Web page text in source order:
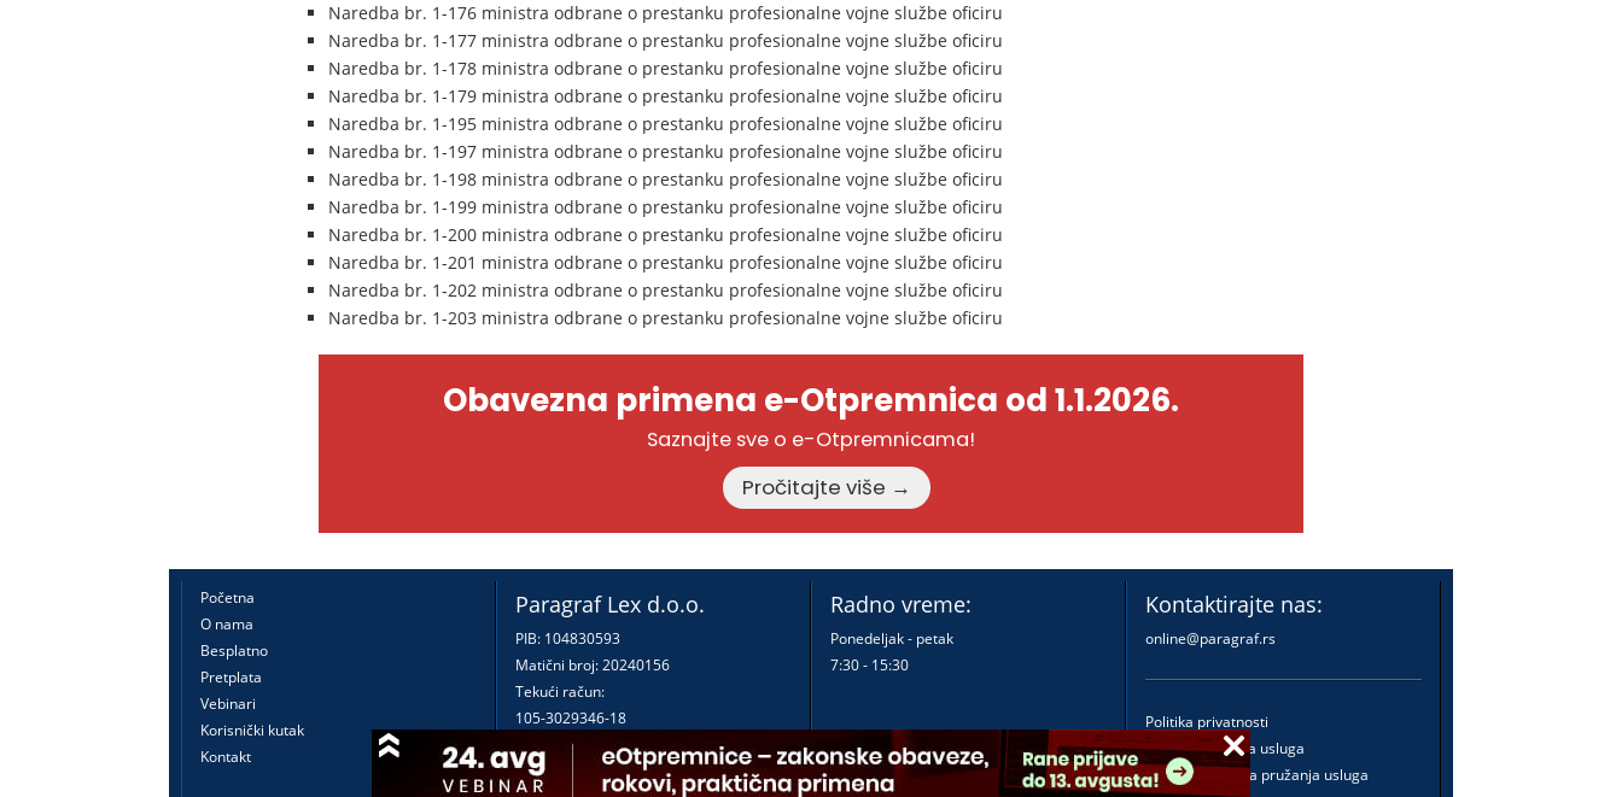
Naredba br. 1-176 ministra odbrane o prestanku profesionalne vojne službe oficiru
Naredba br. 1-177 ministra odbrane o prestanku profesionalne vojne službe oficiru
Naredba br. 1-178 ministra odbrane o prestanku profesionalne vojne službe oficiru
Naredba br. 1-179 ministra odbrane o prestanku profesionalne vojne službe oficiru
Naredba br. 1-195 ministra odbrane o prestanku profesionalne vojne službe oficiru
Naredba br. 1-197 ministra odbrane o prestanku profesionalne vojne službe oficiru
Naredba br. 1-198 ministra odbrane o prestanku profesionalne vojne službe oficiru
Naredba br. 1-199 ministra odbrane o prestanku profesionalne vojne službe oficiru
Naredba br. 1-200 ministra odbrane o prestanku profesionalne vojne službe oficiru
Naredba br. 1-201 ministra odbrane o prestanku profesionalne vojne službe oficiru
Naredba br. 1-202 ministra odbrane o prestanku profesionalne vojne službe oficiru
Naredba br. 1-203 ministra odbrane o prestanku profesionalne vojne službe oficiru
Obavezna primena e-Otpremnica od 1.1.2026.
Saznajte sve o e-Otpremnicama!
Pročitajte više →
Početna
O nama
Besplatno
Pretplata
Vebinari
Korisnički kutak
Kontakt
Paragraf Lex d.o.o.
PIB: 104830593
Matični broj: 20240156
Tekući račun:
105-3029346-18
160-0000000380290-23
Radno vreme:
Ponedeljak - petak
7:30 - 15:30
Kontaktirajte nas:
online@paragraf.rs
Politika privatnosti
Politika pružanja usluga
Praktična pravila pružanja usluga